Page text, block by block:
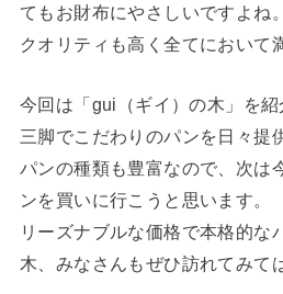
てもお財布にやさしいですよね
クオリティも高く全てにおいて
今回は「gui（ギイ）の木」を紹
三脚でこだわりのパンを日々提
パンの種類も豊富なので、次は
ンを買いに行こうと思います。
リーズナブルな価格で本格的な
木、みなさんもぜひ訪れてみて